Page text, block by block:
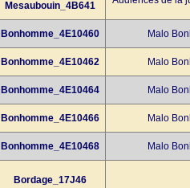
Mesaubouin_4B641
Bonhomme_4E10460 Malo
Bonhomme_4E10462 Malo
Bonhomme_4E10464 Malo
Bonhomme_4E10466 Malo
Bonhomme_4E10468 Malo
Bordage_17J46